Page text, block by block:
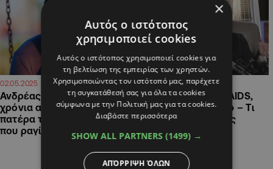
02.05.2025 09:30
Ανδρέας Γεωργίου: 12
χρόνια από τον χαμό του
πατέρα του – Η ανάρτηση
που ραγίζει καρδιές
24.04.2025 14:32
«Όταν “έσκασε” το AIDS,
πίστευα ότι το είχα!» – Τι
αποκάλυψε ο Πέτρος
Κωστόπουλος
×
Αυτός ο ιστότοπος
χρησιμοποιεί cookies
Αυτός ο ιστότοπος χρησιμοποιεί cookies για
τη βελτίωση της εμπειρίας των χρηστών.
Χρησιμοποιώντας τον ιστότοπό μας, παρέχετε
τη συγκατάθεσή σας για όλα τα cookies
σύμφωνα με την Πολιτική μας για τα cookies.
Διαβάστε περισσότερα
SHOW ALL PARTNERS (1499) →
ΑΠΌΡΡΙΨΗ ΌΛΩΝ